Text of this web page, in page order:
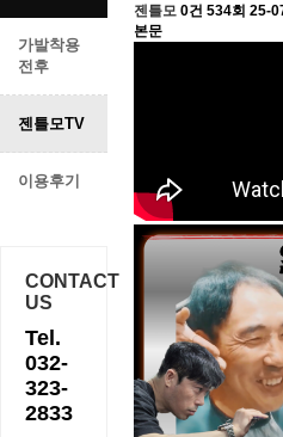
젠틀모 0건 534회 25-
본문
가발착용
전후
젠틀모TV
이용후기
CONTACT
US
Tel.
032-
323-
2833